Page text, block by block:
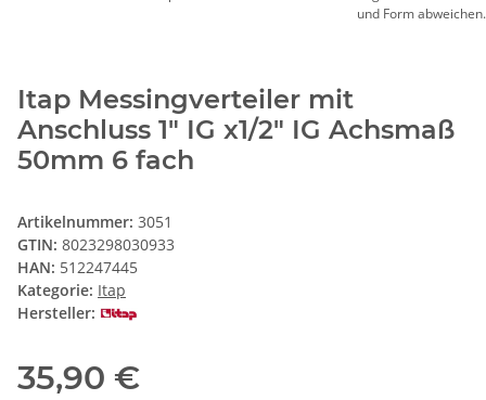
und Form abweichen.
Itap Messingverteiler mit
Anschluss 1" IG x1/2" IG Achsmaß
50mm 6 fach
Artikelnummer: 3051
GTIN: 8023298030933
HAN: 512247445
Kategorie: Itap
Hersteller:
35,90 €